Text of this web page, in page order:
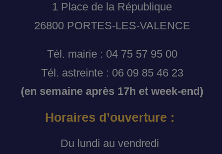
1 Place de la République
26800 PORTES-LES-VALENCE
Tél. mairie : 04 75 57 95 00
Tél. astreinte : 06 09 85 46 23
(en semaine après 17h et week-end)
Horaires d’ouverture :
Du lundi au vendredi